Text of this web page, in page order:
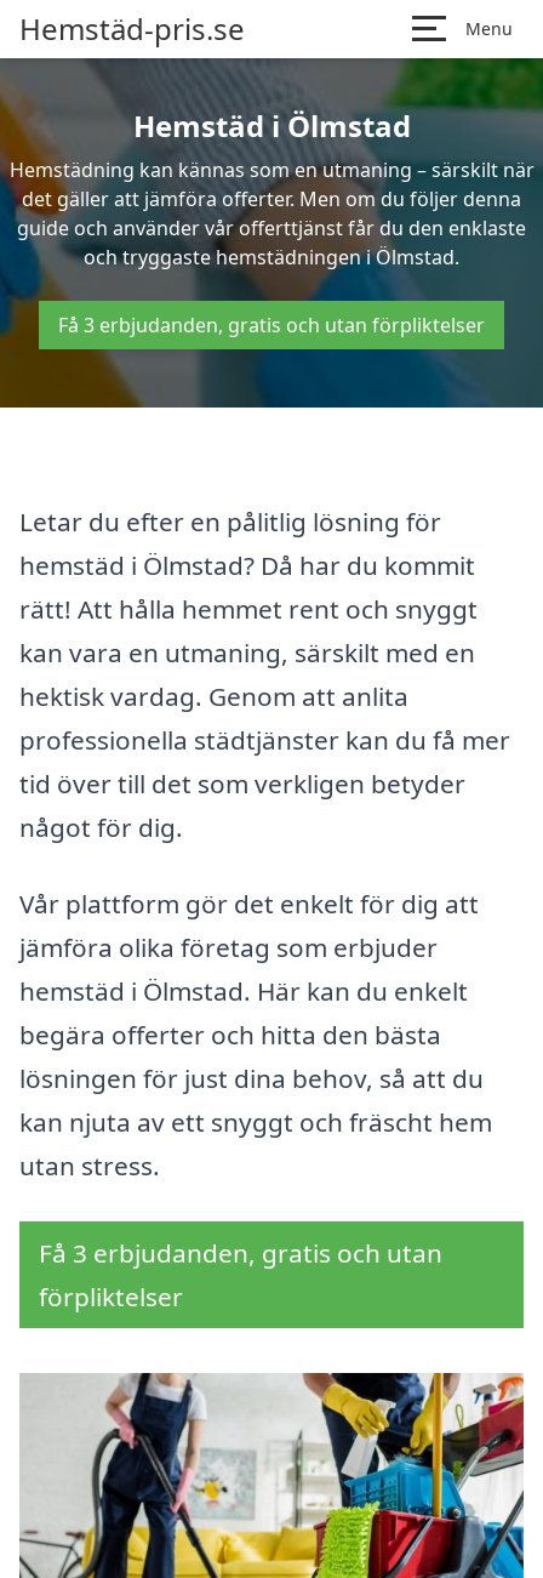
Hemstäd-pris.se Menu
Hemstäd i Ölmstad
Hemstädning kan kännas som en utmaning – särskilt när
det gäller att jämföra offerter. Men om du följer denna
guide och använder vår offerttjänst får du den enklaste
och tryggaste hemstädningen i Ölmstad.
Få 3 erbjudanden, gratis och utan förpliktelser
Letar du efter en pålitlig lösning för
hemstäd i Ölmstad? Då har du kommit
rätt! Att hålla hemmet rent och snyggt
kan vara en utmaning, särskilt med en
hektisk vardag. Genom att anlita
professionella städtjänster kan du få mer
tid över till det som verkligen betyder
något för dig.
Vår plattform gör det enkelt för dig att
jämföra olika företag som erbjuder
hemstäd i Ölmstad. Här kan du enkelt
begära offerter och hitta den bästa
lösningen för just dina behov, så att du
kan njuta av ett snyggt och fräscht hem
utan stress.
Få 3 erbjudanden, gratis och utan
förpliktelser